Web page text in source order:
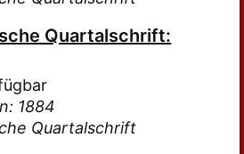
Quartalschrift:
1884
Quartalschrift